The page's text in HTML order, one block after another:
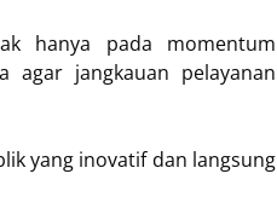
hanya pada momentum
agar jangkauan pelayanan
yang inovatif dan langsung